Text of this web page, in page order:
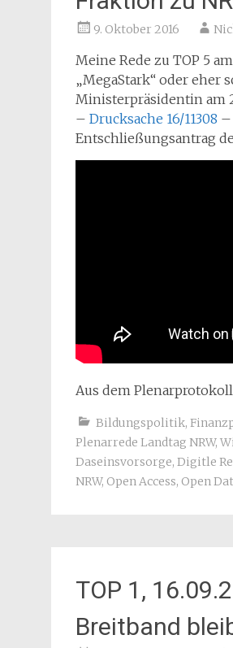
9. Oktober 2016
Meine Rede zu TOP 5
„MegaStark“ oder eher
Ministerpräsidentin am
– Drucksache 16/11308 –
Entschließungsantrag
Aus dem
Bildungspolitik,
Plenarrede Landtag NRW,
Daseinsvorsorge, Digitle
NRW, Open Access, Open
TOP 1,
Breitband